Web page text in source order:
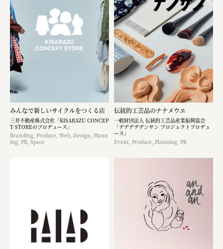
みんなで新しいサイクルをつくる店
三井不動産株式会社「KISARAZU CONCEP
T STOREのプロデュース」
Branding, Produce, Web, Design, Plann
ing, PR, Space
伝統的工芸品のナナメウエ
一般財団法人 伝統的工芸品産業振興協会
「デデデデデンサン プロジェクトプロデュ
ース」
Event, Produce, Planning, PR